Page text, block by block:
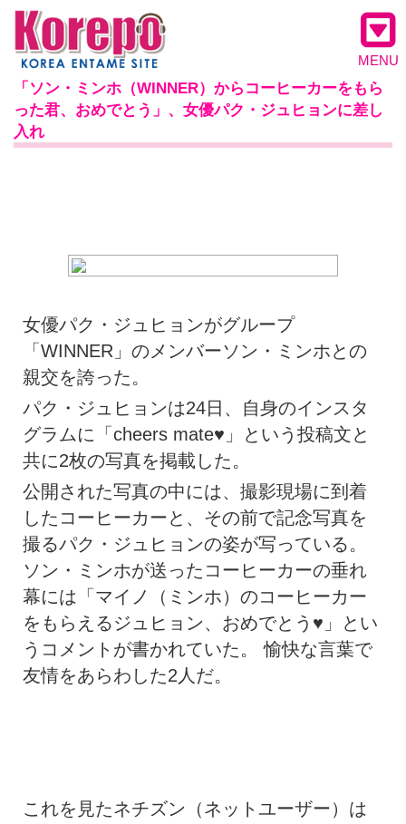
MENU
「ソン・ミンホ（WINNER）からコーヒーカーをもら
った君、おめでとう」、女優パク・ジュヒョンに差し
入れ
女優パク・ジュヒョンがグループ
「WINNER」のメンバーソン・ミンホとの
親交を誇った。
パク・ジュヒョンは24日、自身のインスタ
グラムに「cheers mate♥」という投稿文と
共に2枚の写真を掲載した。
公開された写真の中には、撮影現場に到着
したコーヒーカーと、その前で記念写真を
撮るパク・ジュヒョンの姿が写っている。
ソン・ミンホが送ったコーヒーカーの垂れ
幕には「マイノ（ミンホ）のコーヒーカー
をもらえるジュヒョン、おめでとう♥」とい
うコメントが書かれていた。 愉快な言葉で
友情をあらわした2人だ。
これを見たネチズン（ネットユーザー）は